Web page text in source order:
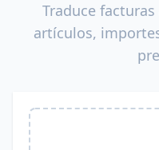
Traduce
artículos,